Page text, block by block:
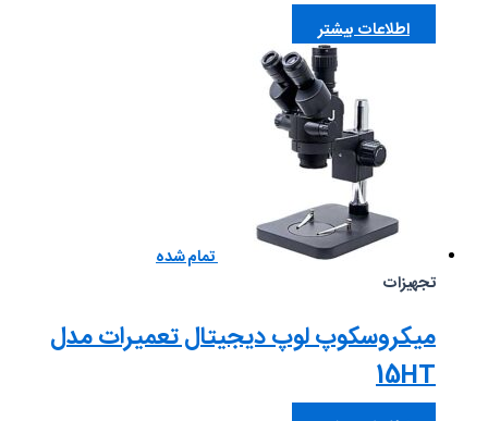
اطلاعات بیشتر
تمام شده
تجهیزات
میکروسکوپ لوپ دیجیتال تعمیرات مدل
15HT